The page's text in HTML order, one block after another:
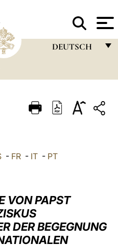
DEUTSCH
ITALIANO
العربيّة
中文
- FR - IT - PT
VON PAPST
DER BEGEGNUNG